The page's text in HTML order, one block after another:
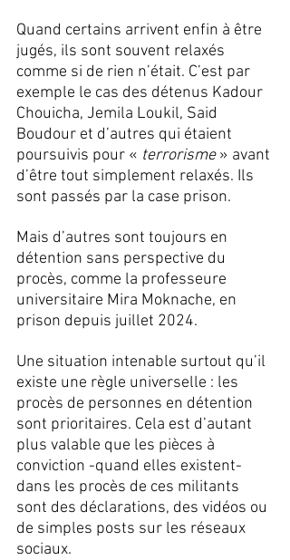
Quand certains arrivent enfin à être
jugés, ils sont souvent relaxés
comme si de rien n’était. C’est par
exemple le cas des détenus Kadour
Chouicha, Jemila Loukil, Said
Boudour et d’autres qui étaient
poursuivis pour « terrorisme » avant
d’être tout simplement relaxés. Ils
sont passés par la case prison.
Mais d’autres sont toujours en
détention sans perspective du
procès, comme la professeure
universitaire Mira Moknache, en
prison depuis juillet 2024.
Une situation intenable surtout qu’il
existe une règle universelle : les
procès de personnes en détention
sont prioritaires. Cela est d’autant
plus valable que les pièces à
conviction -quand elles existent-
dans les procès de ces militants
sont des déclarations, des vidéos ou
de simples posts sur les réseaux
sociaux.